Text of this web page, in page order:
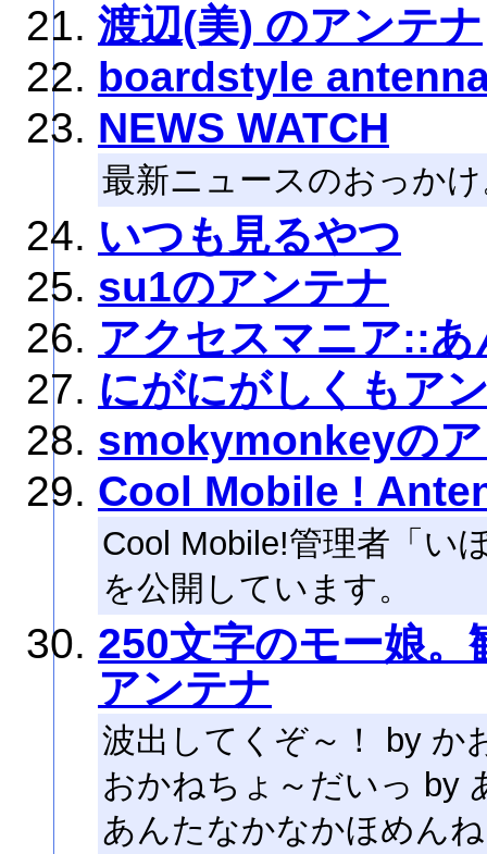
渡辺(美) のアンテナ
boardstyle
NEWS WATCH
最新ニュースのおっか
いつも見るやつ
su1のアンテナ
アクセスマニア::あ
にがにがしくもア
smokymonkeyの
Cool Mobile !
Cool Mobile!管理者「い
を公開しています。
250文字のモー娘
アンテナ
波出してくぞ～！ by か
おかねちょ～だいっ by
あんたなかなかほめん